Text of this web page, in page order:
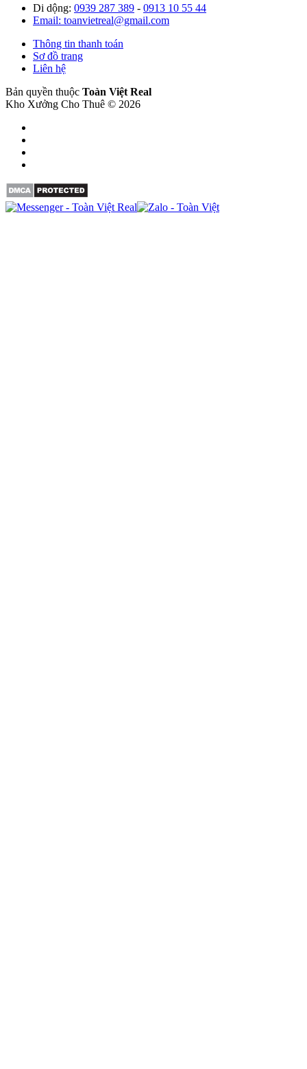
Di dộng: 0939 287 389 - 0913 10 55 44
Email: toanvietreal@gmail.com
Thông tin thanh toán
Sơ đồ trang
Liên hệ
Bản quyền thuộc Toàn Việt Real
Kho Xưởng Cho Thuê © 2026